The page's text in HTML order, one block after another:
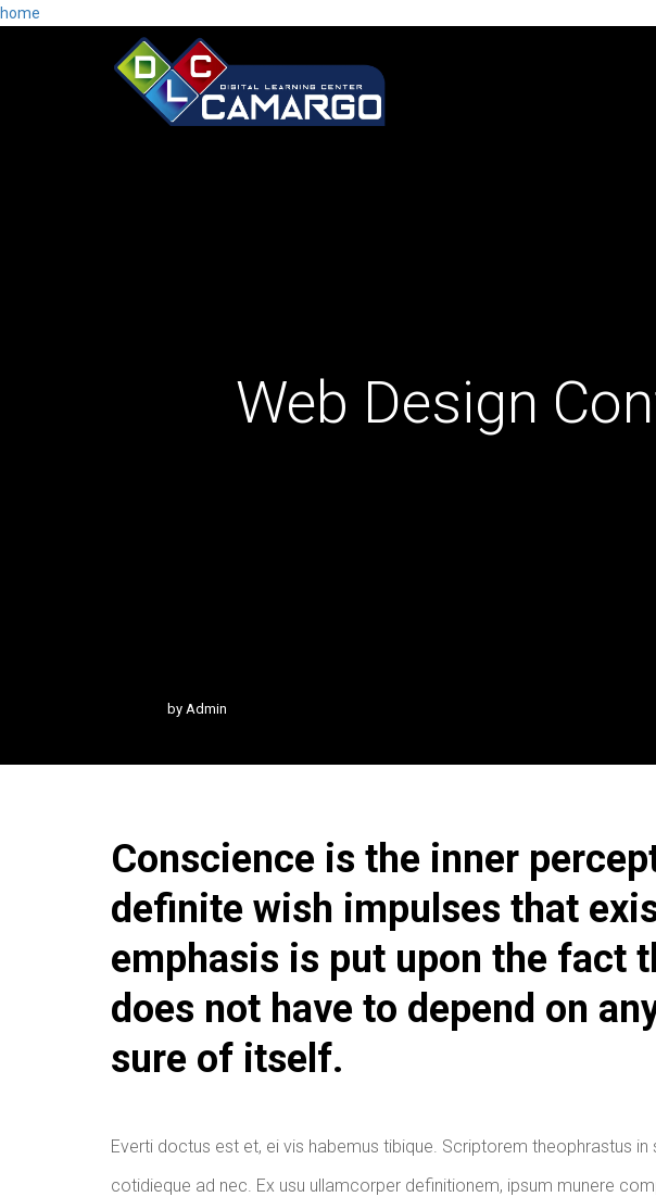
home
Web Design
by Admin
Conscience is the inner
definite wish impulses that
emphasis is put upon the fact
does not have to depend on
sure of itself.
Everti doctus est et, ei vis habemus tibique. Scriptorem theophrastus
cotidieque ad nec. Ex usu ullamcorper definitionem, ipsum munere